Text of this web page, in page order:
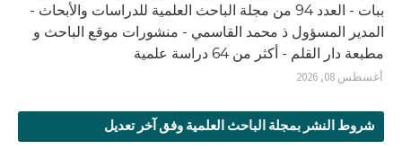
ببات - العدد 94 من مجلة الباحث العلمية للدراسات والأبحاث -
المدير المسؤول ذ محمد القاسمي - منشورات موقع الباحث و
مطبعة دار القلم - أكثر من 64 دراسة علمية
أغسطس 08, 2026
شروط النشر بمجلة الباحث العلمية وفق آخر تعديل